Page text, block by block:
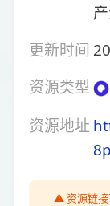
更新时间
资源类型
资源地址
⚠️ 资源链接